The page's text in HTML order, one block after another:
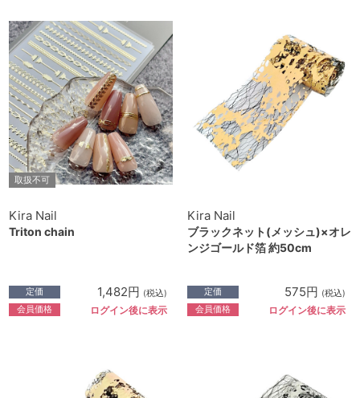
取扱不可
Kira Nail
Triton chain
定価 1,482円 (税込)
会員価格 ログイン後に表示
Kira Nail
ブラックネット(メッシュ)×オレ
ンジゴールド箔 約50cm
定価 575円 (税込)
会員価格 ログイン後に表示